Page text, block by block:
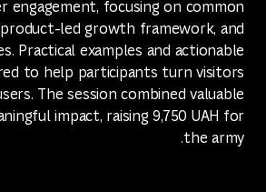
engagement, focusing on common
led growth framework, and
Practical examples and actionable
to help participants turn visitors
The session combined valuable
impact, raising 9,750 UAH for
the army.